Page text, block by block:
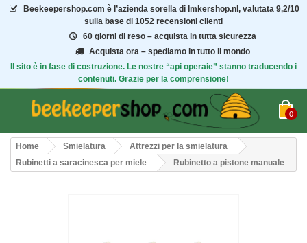
Beekeepershop.com è l’azienda sorella di Imkershop.nl, valutata 9,2/10
sulla base di 1052 recensioni clienti
60 giorni di reso – acquista in tutta sicurezza
Acquista ora – spediamo in tutto il mondo
Il sito è in fase di costruzione. Le nostre “api operaie” stanno traducendo i
contenuti. Grazie per la comprensione!
0
Home Smielatura
Attrezzi per la smielatura
Rubinetti a saracinesca per miele
Rubinetto a pistone manuale